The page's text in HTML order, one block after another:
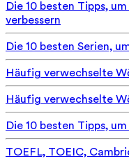
Die 10 besten Tipps,
verbessern
Die 10 besten Serien,
Häufig verwechselte
Häufig verwechselte
Die 10 besten Tipps,
TOEFL, TOEIC,